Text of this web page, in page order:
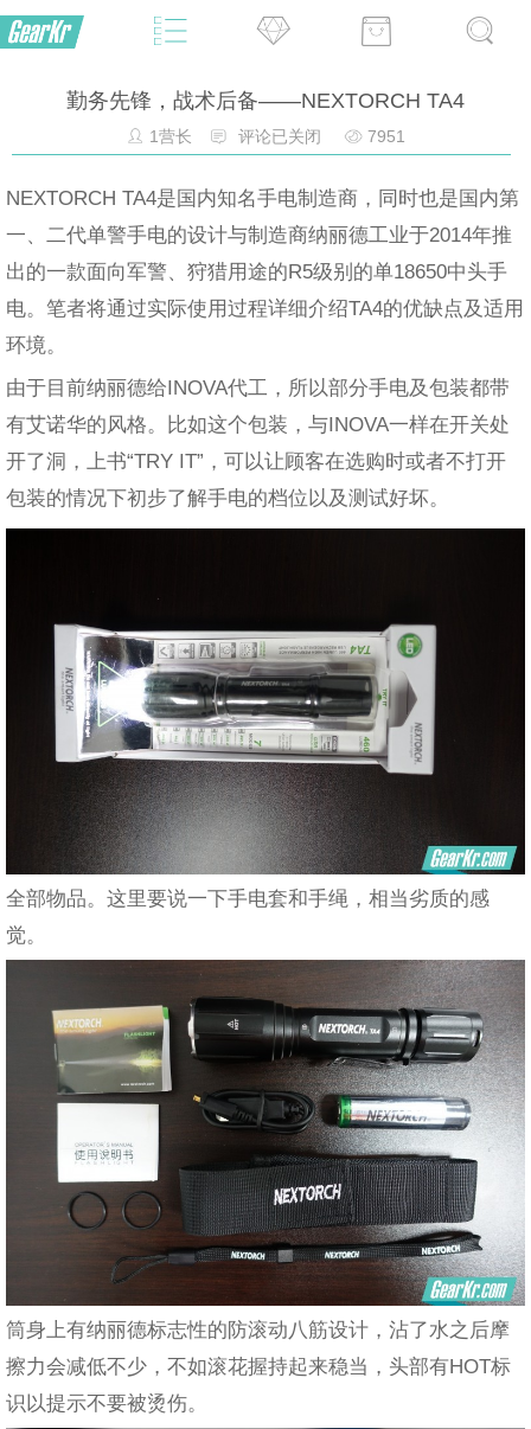
勤务先锋，战术后备——NEXTORCH TA4
1营长 评论已关闭 7951
NEXTORCH TA4是国内知名手电制造商，同时也是国内第
一、二代单警手电的设计与制造商纳丽德工业于2014年推
出的一款面向军警、狩猎用途的R5级别的单18650中头手
电。笔者将通过实际使用过程详细介绍TA4的优缺点及适用
环境。
由于目前纳丽德给INOVA代工，所以部分手电及包装都带
有艾诺华的风格。比如这个包装，与INOVA一样在开关处
开了洞，上书“TRY IT”，可以让顾客在选购时或者不打开
包装的情况下初步了解手电的档位以及测试好坏。
全部物品。这里要说一下手电套和手绳，相当劣质的感
觉。
筒身上有纳丽德标志性的防滚动八筋设计，沾了水之后摩
擦力会减低不少，不如滚花握持起来稳当，头部有HOT标
识以提示不要被烫伤。